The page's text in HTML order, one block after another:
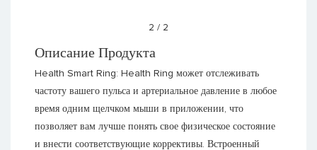
Описание Продукта
Health Smart Ring: Health Ring может отслеживать
частоту вашего пульса и артериальное давление в любое
время одним щелчком мыши в приложении, что
позволяет вам лучше понять свое физическое состояние
и внести соответствующие коррективы. Встроенный
2 / 2